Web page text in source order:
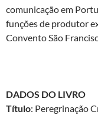
comunicação em
funções de produtor
Convento São
DADOS DO LIVRO
Título: Peregrinação